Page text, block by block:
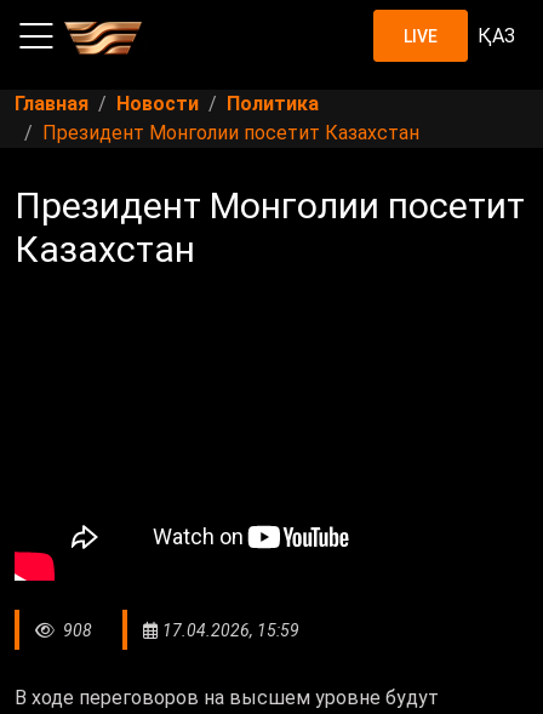
LIVE ҚАЗ
Главная Новости
Политика
Президент Монголии посетит Казахстан
Президент Монголии посетит
Казахстан
908 17.04.2026, 15:59
В ходе переговоров на высшем уровне будут